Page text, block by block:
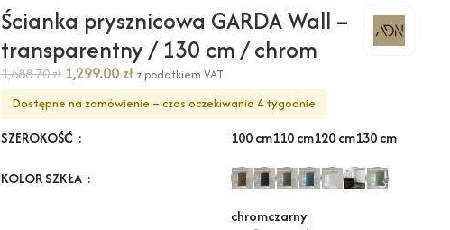
Ścianka prysznicowa GARDA Wall –
transparentny / 130 cm / chrom
1,688.70zł 1,299.00 zł z podatkiem VAT
Dostępne na zamówienie – czas oczekiwania 4 tygodnie
SZEROKOŚĆ 100 cm110 cm120 cm130 cm
KOLOR SZKŁA
chromczarny